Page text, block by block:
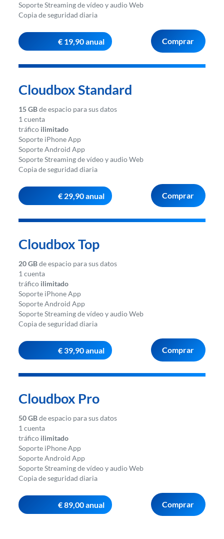
Soporte Streaming de vídeo y audio Web
Copia de seguridad diaria
€ 19,90 anual Comprar
Cloudbox Standard
15 GBde espacio para sus datos
1 cuenta
tráfico ilimitado
Soporte iPhone App
Soporte Android App
Soporte Streaming de vídeo y audio Web
Copia de seguridad diaria
€ 29,90 anual Comprar
Cloudbox Top
20 GBde espacio para sus datos
1 cuenta
tráfico ilimitado
Soporte iPhone App
Soporte Android App
Soporte Streaming de vídeo y audio Web
Copia de seguridad diaria
€ 39,90 anual Comprar
Cloudbox Pro
50 GBde espacio para sus datos
1 cuenta
tráfico ilimitado
Soporte iPhone App
Soporte Android App
Soporte Streaming de vídeo y audio Web
Copia de seguridad diaria
€ 89,00 anual Comprar